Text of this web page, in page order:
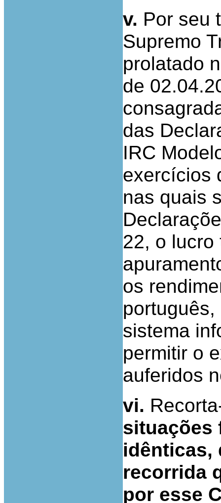
v. Por seu
Supremo
prolatado
de
das
IRC
exercícios
nas quais
22, o lucro
os
sistema
permitir o
auferidos
vi.
situações
idênticas,
recorrida
por esse